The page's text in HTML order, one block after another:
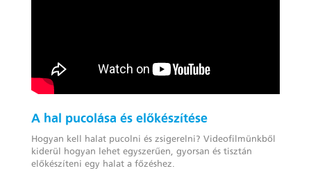
A hal pucolása és előkészítése
Hogyan kell halat pucolni és zsigerelni? Videofilmünkből
kiderül hogyan lehet egyszerűen, gyorsan és tisztán
előkészíteni egy halat a főzéshez.